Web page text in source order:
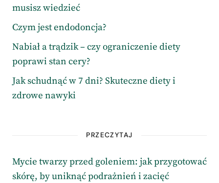
musisz wiedzieć
Czym jest endodoncja?
Nabiał a trądzik – czy ograniczenie diety
poprawi stan cery?
Jak schudnąć w 7 dni? Skuteczne diety i
zdrowe nawyki
PRZECZYTAJ
Mycie twarzy przed goleniem: jak przygotować
skórę, by uniknąć podrażnień i zacięć